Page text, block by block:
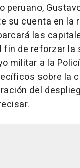
peruano,
su cuenta en la
las
fin de reforzar la
militar a la
sobre la
del